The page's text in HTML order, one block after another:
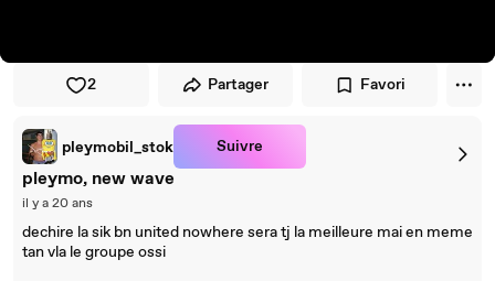
2 Partager Favori
pleymobil_stok Suivre
pleymo, new wave
il y a 20 ans
dechire la sik bn united nowhere sera tj la meilleure mai en meme
tan vla le groupe ossi